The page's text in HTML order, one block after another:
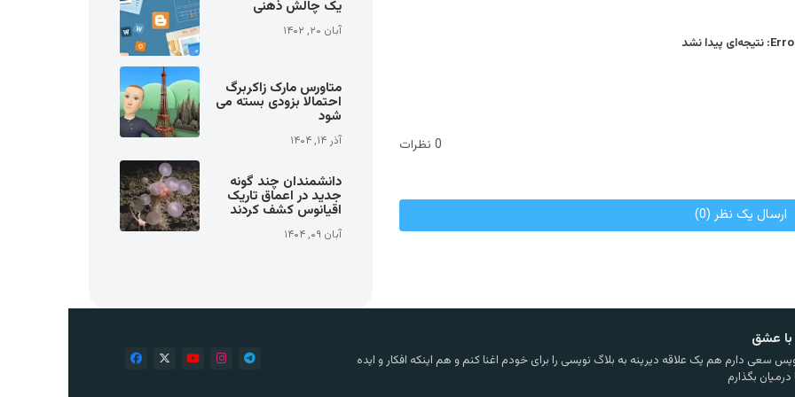
نتیجه‌ای پیدا نشد
0 نظرات
ارسال یک نظر (0)
یک چالش ذهنی
آبان ۲۰, ۱۴۰۲
متاورس مارک زاکربرگ
احتمالا بزودی بسته می
شود
آذر ۱۴, ۱۴۰۴
دانشمندان چند گونه
جدید در اعماق تاریک
اقیانوس کشف کردند
آبان ۰۹, ۱۴۰۴
عشق
سعی دارم هم یک علاقه دیرینه به بلاگ نویسی را برای خودم اغنا کنم و هم اینکه افکار و ایده
بگذارم